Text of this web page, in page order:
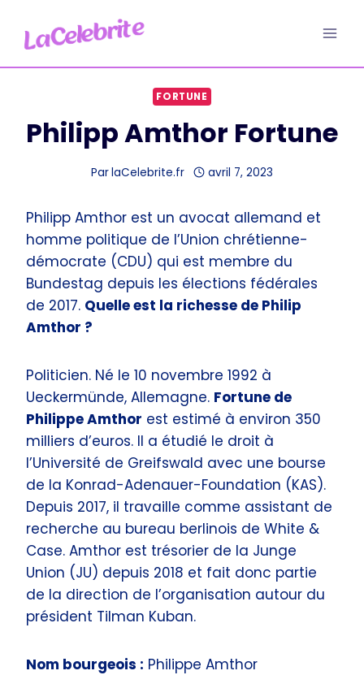
contenu
FORTUNE
Philipp Amthor Fortune
ParlaCelebrite.fr avril 7, 2023
Philipp Amthor est un avocat allemand et
homme politique de l’Union chrétienne-
démocrate (CDU) qui est membre du
Bundestag depuis les élections fédérales
de 2017. Quelle est la richesse de Philip
Amthor ?
Politicien. Né le 10 novembre 1992 à
Ueckermünde, Allemagne. Fortune de
Philippe Amthor est estimé à environ 350
milliers d’euros. Il a étudié le droit à
l’Université de Greifswald avec une bourse
de la Konrad-Adenauer-Foundation (KAS).
Depuis 2017, il travaille comme assistant de
recherche au bureau berlinois de White &
Case. Amthor est trésorier de la Junge
Union (JU) depuis 2018 et fait donc partie
de la direction de l’organisation autour du
président Tilman Kuban.
Nom bourgeois : Philippe Amthor